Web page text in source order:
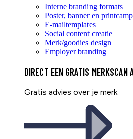
Interne branding formats
Poster, banner en
E-mailtemplates
Social content creatie
Merk/goodies design
Employer branding
DIRECT EEN GRATIS MERKSCAN
Gratis advies over je merk